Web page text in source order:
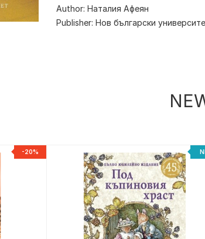
Author: Наталия Афеян
Publisher: Нов български
-20%